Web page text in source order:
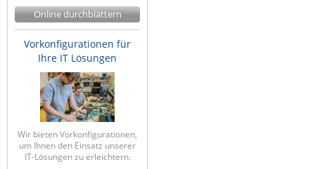
Online durchblättern
Vorkonfigurationen für
Ihre IT Lösungen
Wir bieten Vorkonfigurationen,
um Ihnen den Einsatz unserer
IT-Lösungen zu erleichtern.